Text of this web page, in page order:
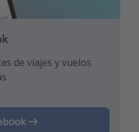
de viajes y vuelos
ofertas y los